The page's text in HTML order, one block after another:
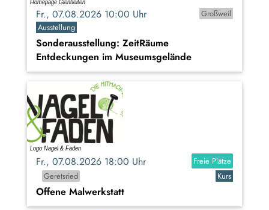
Fr., 07.08.2026 10:00 Uhr
Großweil
Ausstellung
Sonderausstellung: ZeitRäume
Entdeckungen im Museumsgelände
Fr., 07.08.2026 18:00 Uhr
Freie Plätze
Geretsried
Kurs
Offene Malwerkstatt